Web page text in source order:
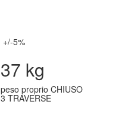
+/-5%
37 kg
peso proprio CHIUSO
3 TRAVERSE